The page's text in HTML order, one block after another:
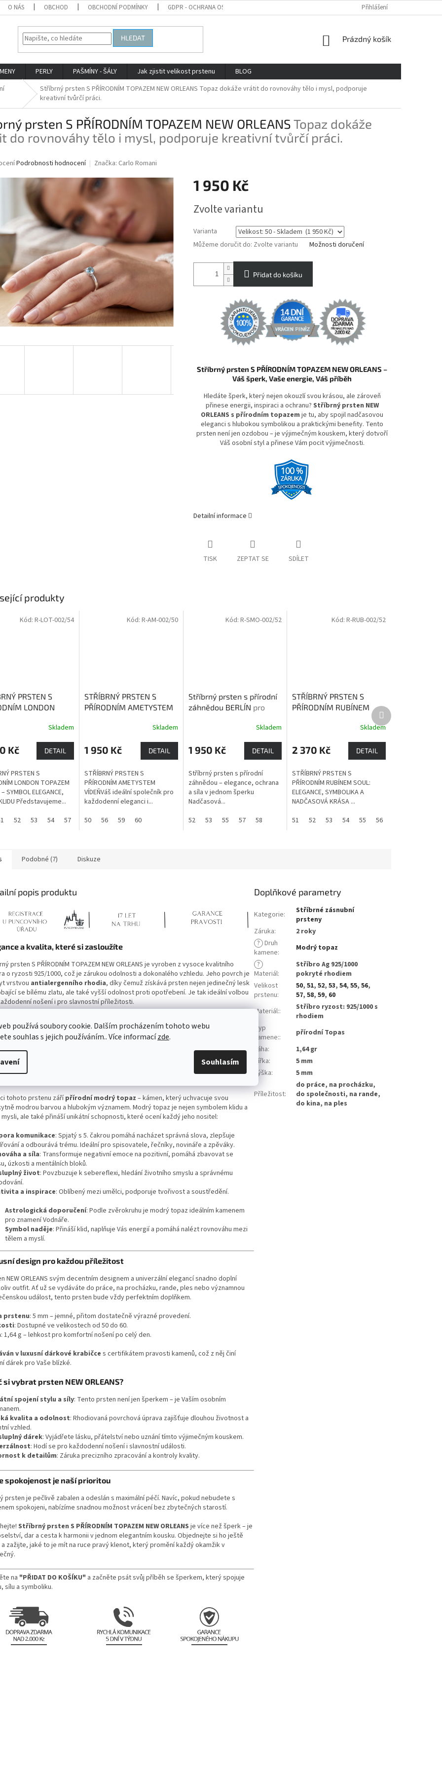
používá soubory cookie. Dalším procházením tohoto webu
souhlas s jejich používáním.. Více informacízde.
Souhlasím
O NÁS OBCHOD OBCHODNÍ PODMÍNKY GDPR - OCHRANA OSOBNÍCH ÚDAJŮ VŠE O NÁKUPU
Přihlášení
HLEDAT
NÁKUPNÍ
Prázdný košík
PERLY PAŠMÍNY - ŠÁLY Jak zjistit velikost prstenu BLOG
Stříbrný prsten S PŘÍRODNÍM TOPAZEM NEW ORLEANS Topaz dokáže vrátit do rovnováhy tělo i mysl, podporuje
kreativní tvůrčí práci.
prsten S PŘÍRODNÍM TOPAZEM NEW ORLEANSTopaz dokáže
do rovnováhy tělo i mysl, podporuje kreativní tvůrčí práci.
Podrobnosti hodnocení Značka: Carlo Romani
1 950 Kč
cena:
Zvolte variantu
Varianta
Můžeme doručit do: Zvolte variantu Možnosti doručení
Přidat do košíku
Stříbrný prsten S PŘÍRODNÍM TOPAZEM NEW ORLEANS –
Váš šperk, Vaše energie, Váš příběh
Hledáte šperk, který nejen okouzlí svou krásou, ale zároveň
přinese energii, inspiraci a ochranu? Stříbrný prsten NEW
ORLEANS s přírodním topazem je tu, aby spojil nadčasovou
eleganci s hlubokou symbolikou a praktickými benefity. Tento
prsten není jen ozdobou – je výjimečným kouskem, který dotvoří
Váš osobní styl a přinese Vám pocit výjimečnosti.
Detailní informace
TISK ZEPTAT SE SDÍLET
produkty
PRSTEN S
LONDON
je kámen, který
pevné zdraví,
hojnost a
Skladem
Kč DETAIL
PRSTEN S
LONDON TOPAZEM
SYMBOL ELEGANCE,
Představujeme...
52 53 54 57
Kód: R-LOT-002/54
STŘÍBRNÝ PRSTEN S
PŘÍRODNÍM AMETYSTEM
léčivé a ochranné síly,
podporuje přirozenou
intuici
produktu
je
z
5
hvězdiček.
Skladem
1 950 Kč DETAIL
STŘÍBRNÝ PRSTEN S
PŘÍRODNÍM AMETYSTEM
VÍDEŇVáš ideální společník pro
každodenní eleganci i...
50
56 59 60
Kód: R-AM-002/50
Stříbrný prsten s přírodní
záhnědou BERLÍN pro
stresu a únavy, dodává
sílu při rozhodování
Skladem
1 950 Kč DETAIL
Stříbrný prsten s přírodní
záhnědou – elegance, ochrana
a síla v jednom šperku
Nadčasová...
52
53 55 57 58
Kód:R-SMO-002/52
STŘÍBRNÝ PRSTEN S
PŘÍRODNÍM RUBÍNEM
bohatství a lásku. Je
zdrojem životní energie,
dobré nálady a vitality.
produktu
je
z
5
hvězdiček.
Skladem
2 370 Kč DETAIL
STŘÍBRNÝ PRSTEN S
PŘÍRODNÍM RUBÍNEM SOUL:
ELEGANCE, SYMBOLIKA A
NADČASOVÁ KRÁSA ...
51
52 53 54 55 56
Kód: R-RUB-002/52
Další
produkt
Podobné (7) Diskuze
popis produktu
a kvalita, které si zasloužíte
prsten S PŘÍRODNÍM TOPAZEM NEW ORLEANS je vyroben z vysoce kvalitního
o ryzosti 925/1000, což je zárukou odolnosti a dokonalého vzhledu. Jeho povrch je
vrstvou antialergenního rhodia, díky čemuž získává prsten nejen jedinečný lesk
se bílému zlatu, ale také vyšší odolnost proti opotřebení. Je tak ideální volbou
nošení i pro slavnostní příležitosti.
Antialergenní úprava
: Vhodné i pro citlivou pokožku, neobsahuje nikl.
Odolnost a lesk: Rhodium dodává šperku luxusní vzhled a chrání jej před oxidací a
ztrátou barvy.
Tradiční řemeslné zpracování
: Každý prsten je důkladně testován státním
puncovním úřadem ČR a označen továrním puncem 925.
tohoto prstenu zářípřírodní modrý topaz – kámen, který uchvacuje svou
modrou barvou a hlubokým významem. Modrý topaz je nejen symbolem klidu a
ale také přináší unikátní schopnosti, které ocení každý jeho nositel:
komunikace: Spjatý s 5. čakrou pomáhá nacházet správná slova, zlepšuje
a odbourává trému. Ideální pro spisovatele, řečníky, novináře a zpěváky.
a síla: Transformuje negativní emoce na pozitivní, pomáhá zbavovat se
úzkosti a mentálních bloků.
život: Povzbuzuje k sebereflexi, hledání životního smyslu a správnému
a inspirace: Oblíbený mezi umělci, podporuje tvořivost a soustředění.
Astrologická doporučení: Podle zvěrokruhu je modrý topaz ideálním kamenem
pro znamení Vodnáře.
Symbol naděje: Přináší klid, naplňuje Vás energií a pomáhá nalézt rovnováhu mezi
tělem a myslí.
design pro každou příležitost
NEW ORLEANS svým decentním designem a univerzální elegancí snadno doplní
outfit. Ať už se vydáváte do práce, na procházku, rande, ples nebo významnou
událost, tento prsten bude vždy perfektním doplňkem.
prstenu: 5 mm – jemné, přitom dostatečně výrazné provedení.
: Dostupné ve velikostech od 50 do 60.
: 1,64 g – lehkost pro komfortní nošení po celý den.
v luxusní dárkové krabičce s certifikátem pravosti kamenů, což z něj činí
dárek pro Vaše blízké.
si vybrat prsten NEW ORLEANS?
spojení stylu a síly: Tento prsten není jen šperkem – je Vaším osobním
kvalita a odolnost: Rhodiovaná povrchová úprava zajišťuje dlouhou životnost a
vzhled.
dárek: Vyjádřete lásku, přátelství nebo uznání tímto výjimečným kouskem.
: Hodí se pro každodenní nošení i slavnostní události.
k detailům: Záruka precizního zpracování a kontroly kvality.
spokojenost je naší prioritou
prsten je pečlivě zabalen a odeslán s maximální péčí. Navíc, pokud nebudete s
spokojeni, nabízíme snadnou možnost vrácení bez zbytečných starostí.
Stříbrný prsten S PŘÍRODNÍM TOPAZEM NEW ORLEANS je více než šperk – je
dar a cesta k harmonii v jednom elegantním kousku. Objednejte si ho ještě
zažijte, jaké to je mít na ruce pravý klenot, který promění každý okamžik v
na "PŘIDAT DO KOŠÍKU" a začněte psát svůj příběh se šperkem, který spojuje
sílu a symboliku.
Doplňkové parametry
Kategorie:
Stříbrné zásnubní
prsteny
Záruka:
2 roky
? Druh
kamene:
Modrý topaz
?
Materiál:
Stříbro Ag 925/1000
pokryté rhodiem
Velikost
prstenu:
50,51,52,53,54,55,56,
57,58,59, 60
Materiál::
Stříbro ryzost: 925/1000 s
rhodiem
Typ
kamene::
přírodní Topas
Váha:
1,64 gr
Šířka:
5 mm
Výška: 5 mm
Příležitost:
do práce, na procházku,
do společnosti, na rande,
do kina, na ples